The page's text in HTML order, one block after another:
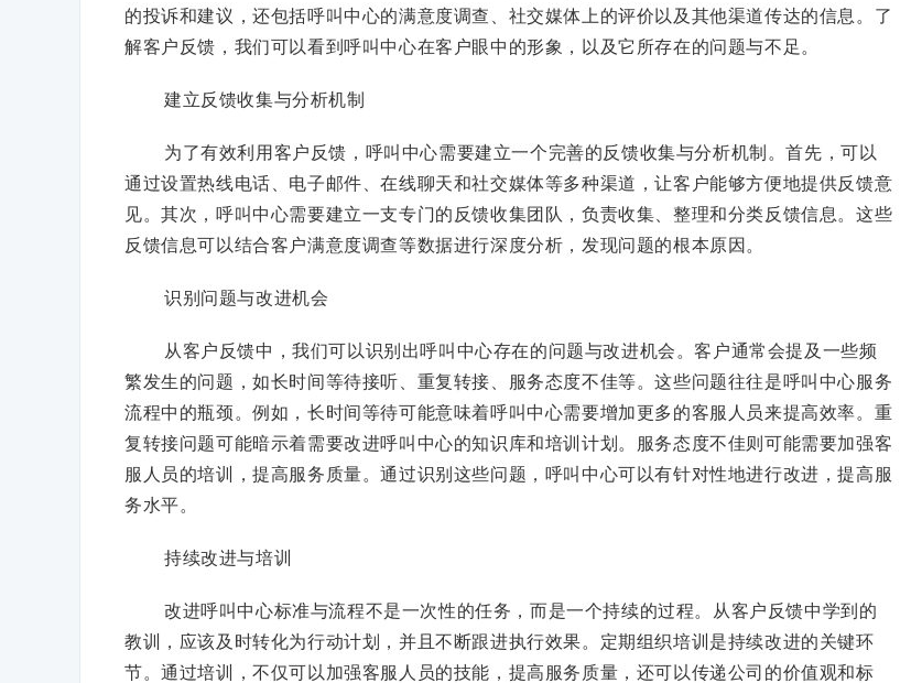
的投诉和建议，还包括呼叫中心的满意度调查、社交媒体上的评价以及其他渠道传达的信息。了
解客户反馈，我们可以看到呼叫中心在客户眼中的形象，以及它所存在的问题与不足。
建立反馈收集与分析机制
为了有效利用客户反馈，呼叫中心需要建立一个完善的反馈收集与分析机制。首先，可以
通过设置热线电话、电子邮件、在线聊天和社交媒体等多种渠道，让客户能够方便地提供反馈意
见。其次，呼叫中心需要建立一支专门的反馈收集团队，负责收集、整理和分类反馈信息。这些
反馈信息可以结合客户满意度调查等数据进行深度分析，发现问题的根本原因。
识别问题与改进机会
从客户反馈中，我们可以识别出呼叫中心存在的问题与改进机会。客户通常会提及一些频
繁发生的问题，如长时间等待接听、重复转接、服务态度不佳等。这些问题往往是呼叫中心服务
流程中的瓶颈。例如，长时间等待可能意味着呼叫中心需要增加更多的客服人员来提高效率。重
复转接问题可能暗示着需要改进呼叫中心的知识库和培训计划。服务态度不佳则可能需要加强客
服人员的培训，提高服务质量。通过识别这些问题，呼叫中心可以有针对性地进行改进，提高服
务水平。
持续改进与培训
改进呼叫中心标准与流程不是一次性的任务，而是一个持续的过程。从客户反馈中学到的
教训，应该及时转化为行动计划，并且不断跟进执行效果。定期组织培训是持续改进的关键环
节。通过培训，不仅可以加强客服人员的技能，提高服务质量，还可以传递公司的价值观和标